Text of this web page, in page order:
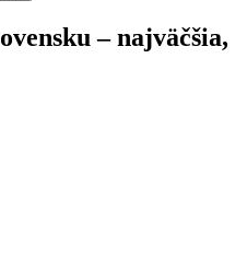
– najväčšia,